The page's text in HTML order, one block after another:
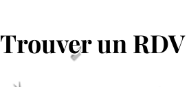
Trouver un RDV